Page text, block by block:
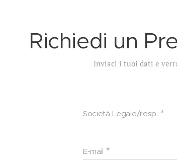
Richiedi un
Inviaci i tuoi dati e
Società Legale/resp.
E-mail